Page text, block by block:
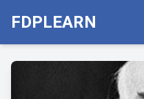
FDPLEARN